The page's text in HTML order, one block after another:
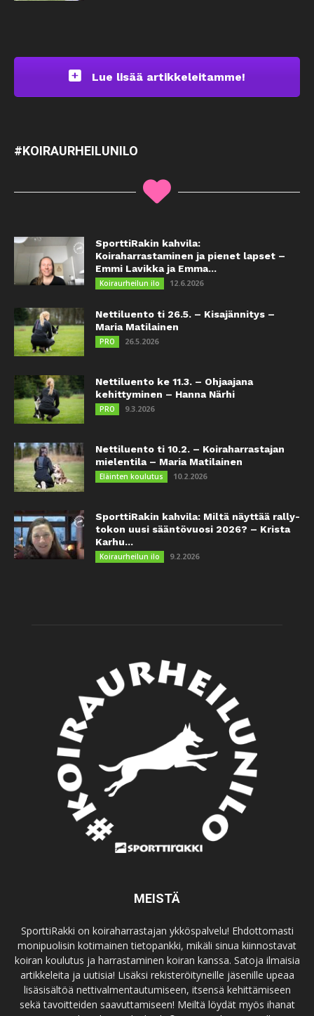
Lue lisää artikkeleitamme!
#KOIRAURHEILUNILO
SporttiRakin kahvila:
Koiraharrastaminen ja pienet lapset –
Emmi Lavikka ja Emma...
Koiraurheilun ilo 12.6.2026
Nettiluento ti 26.5. – Kisajännitys –
Maria Matilainen
PRO 26.5.2026
Nettiluento ke 11.3. – Ohjaajana
kehittyminen – Hanna Närhi
PRO 9.3.2026
Nettiluento ti 10.2. – Koiraharrastajan
mielentila – Maria Matilainen
Eläinten koulutus 10.2.2026
SporttiRakin kahvila: Miltä näyttää rally-
tokon uusi sääntövuosi 2026? – Krista
Karhu...
Koiraurheilun ilo 9.2.2026
MEISTÄ
SporttiRakki on koiraharrastajan ykköspalvelu! Ehdottomasti
monipuolisin kotimainen tietopankki, mikäli sinua kiinnostavat
koiran koulutus ja harrastaminen koiran kanssa. Satoja ilmaisia
artikkeleita ja uutisia! Lisäksi rekisteröityneille jäsenille upeaa
lisäsisältöä nettivalmentautumiseen, itsensä kehittämiseen
sekä tavoitteiden saavuttamiseen! Meiltä löydät myös ihanat